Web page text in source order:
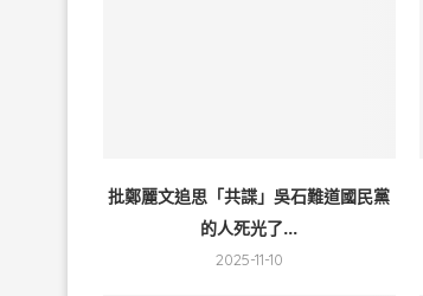
批鄭麗文追思「共諜」吳石難道國民黨
的人死光了...
2025-11-10